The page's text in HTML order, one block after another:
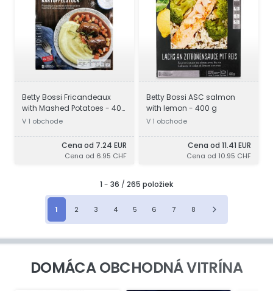
Betty Bossi Fricandeaux
with Mashed Potatoes - 400
g
V 1 obchode
Cena od 7.24 EUR
Cena od 6.95 CHF
Betty Bossi ASC salmon
with lemon - 400 g
V 1 obchode
Cena od 11.41 EUR
Cena od 10.95 CHF
1 - 36 / 265 položiek
1 2 3 4 5 6 7 8
DOMÁCA OBCHODNÁ VITRÍNA